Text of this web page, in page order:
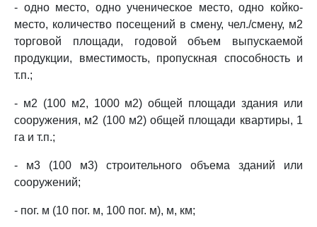
- одно место, одно ученическое место, одно койко-
место, количество посещений в смену, чел./смену, м2
торговой площади, годовой объем выпускаемой
продукции, вместимость, пропускная способность и
т.п.;
- м2 (100 м2, 1000 м2) общей площади здания или
сооружения, м2 (100 м2) общей площади квартиры, 1
га и т.п.;
- м3 (100 м3) строительного объема зданий или
сооружений;
- пог. м (10 пог. м, 100 пог. м), м, км;